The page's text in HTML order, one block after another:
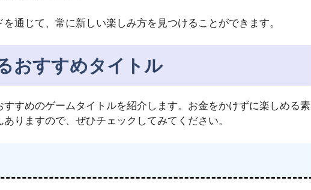
通じて、常に新しい楽しみ方を見つけることができます。
おすすめタイトル
すめのゲームタイトルを紹介します。お金をかけずに楽しめる素
りますので、ぜひチェックしてみてください。